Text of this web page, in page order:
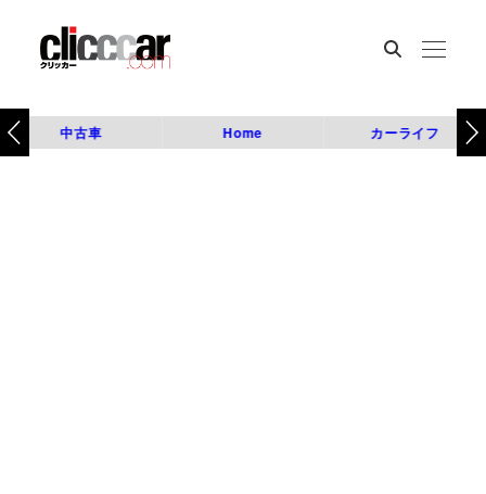
中古車 Home カーライフ